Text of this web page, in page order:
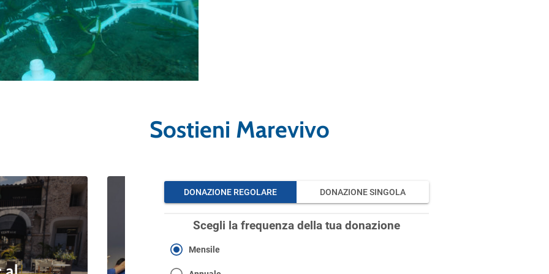
Blue News Divisione Nautica
Blue News Tutela della
Biodiversità
Blue News
Sostieni Marevivo